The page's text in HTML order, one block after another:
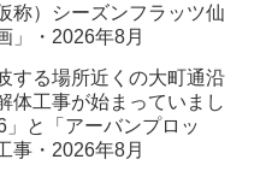
称）シーズンフラッツ仙
」・2026年8月
する場所近くの大町通沿
体工事が始まっていまし
」と「アーバンプロッ
事・2026年8月